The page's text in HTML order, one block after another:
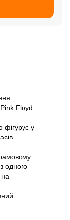
Pink Floyd
фігурує у
одного